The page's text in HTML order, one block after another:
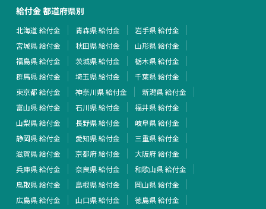
給付金 都道府県別
北海道 給付金 青森県 給付金
岩手県 給付金
宮城県 給付金
秋田県 給付金
山形県 給付金
福島県 給付金
茨城県 給付金
栃木県 給付金
群馬県 給付金
埼玉県 給付金
千葉県 給付金
東京都 給付金
神奈川県 給付金
新潟県 給付金
富山県 給付金
石川県 給付金
福井県 給付金
山梨県 給付金
長野県 給付金
岐阜県 給付金
静岡県 給付金
愛知県 給付金
三重県 給付金
滋賀県 給付金
京都府 給付金
大阪府 給付金
兵庫県 給付金
奈良県 給付金
和歌山県 給付金
鳥取県 給付金
島根県 給付金
岡山県 給付金
広島県 給付金
山口県 給付金
徳島県 給付金